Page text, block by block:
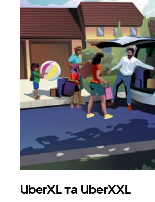
UberXL та UberXXL